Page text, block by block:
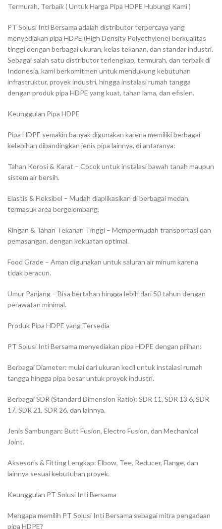
Termurah, Terbaik ( Untuk Harga Pipa HDPE Hubungi Kami )
PT Solusi Inti Bersama adalah distributor terpercaya yang
menyediakan pipa HDPE (High Density Polyethylene) berkualitas
tinggi dengan berbagai ukuran, kelas tekanan, dan standar industri.
Sebagai salah satu distributor terlengkap, termurah, dan terbaik di
Indonesia, kami berkomitmen untuk mendukung kebutuhan
infrastruktur, proyek industri, hingga instalasi rumah tangga
dengan produk pipa HDPE yang kuat, tahan lama, dan efisien.
Keunggulan Pipa HDPE
Pipa HDPE semakin banyak digunakan karena memiliki berbagai
kelebihan dibandingkan jenis pipa lainnya, di antaranya:
Tahan Korosi & Karat – Cocok untuk instalasi bawah tanah maupun
sistem air bersih.
Elastis & Fleksibel – Mudah diaplikasikan di berbagai medan,
termasuk area bergelombang.
Ringan & Tahan Tekanan Tinggi – Mempermudah transportasi dan
pemasangan, dengan kekuatan optimal.
Food Grade – Aman digunakan untuk saluran air minum karena
tidak beracun.
Umur Panjang – Bisa bertahan hingga lebih dari 50 tahun dengan
perawatan minimal.
Produk Pipa HDPE yang Tersedia
PT Solusi Inti Bersama menyediakan pipa HDPE dengan pilihan:
Berbagai Diameter: mulai dari ukuran kecil untuk instalasi rumah
tangga hingga pipa besar untuk proyek industri.
Berbagai SDR (Standard Dimension Ratio): SDR 11, SDR 13.6, SDR
17, SDR 21, SDR 26, dan lainnya.
Jenis Sambungan: Butt Fusion, Electro Fusion, dan Mechanical
Joint.
Aksesoris & Fitting Lengkap: Elbow, Tee, Reducer, Flange, dan
lainnya sesuai kebutuhan proyek.
Keunggulan PT Solusi Inti Bersama
Mengapa memilih PT Solusi Inti Bersama sebagai mitra pengadaan
pipa HDPE?